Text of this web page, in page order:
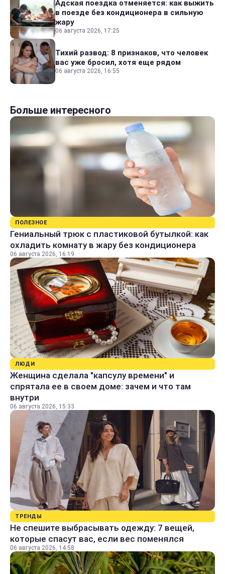
Адская поездка отменяется: как выжить
в поезде без кондиционера в сильную
жару
06 августа 2026, 17:25
Тихий развод: 8 признаков, что человек
вас уже бросил, хотя еще рядом
06 августа 2026, 16:55
Больше интересного
ПОЛЕЗНОЕ
Гениальный трюк с пластиковой бутылкой: как
охладить комнату в жару без кондиционера
06 августа 2026, 16:19
ЛЮДИ
Женщина сделала "капсулу времени" и
спрятала ее в своем доме: зачем и что там
внутри
06 августа 2026, 15:33
ТРЕНДЫ
Не спешите выбрасывать одежду: 7 вещей,
которые спасут вас, если вес поменялся
06 августа 2026, 14:58